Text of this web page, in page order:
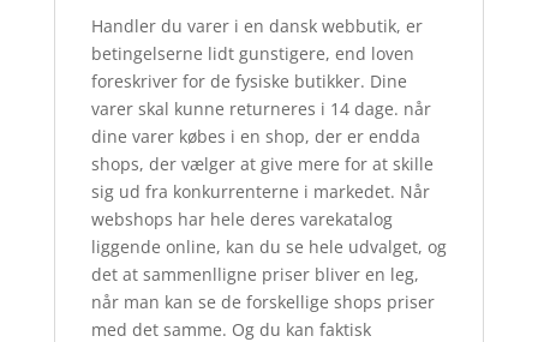
Handler du varer i en dansk webbutik, er
betingelserne lidt gunstigere, end loven
foreskriver for de fysiske butikker. Dine
varer skal kunne returneres i 14 dage. når
dine varer købes i en shop, der er endda
shops, der vælger at give mere for at skille
sig ud fra konkurrenterne i markedet. Når
webshops har hele deres varekatalog
liggende online, kan du se hele udvalget, og
det at sammenlligne priser bliver en leg,
når man kan se de forskellige shops priser
med det samme. Og du kan faktisk